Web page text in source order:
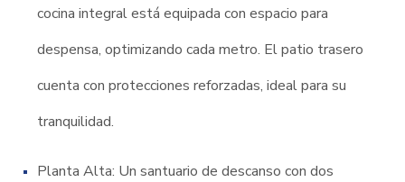
cocina integral está equipada con espacio para
despensa, optimizando cada metro. El patio trasero
cuenta con protecciones reforzadas, ideal para su
tranquilidad.
Planta Alta: Un santuario de descanso con dos